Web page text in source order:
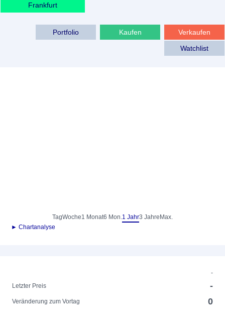
Frankfurt
Verkaufen
Kaufen
Portfolio
Watchlist
TagWoche1 Monat6 Mon.1 Jahr3 Jahre Max.
► Chartanalyse
-
Letzter Preis
-
Veränderung zum Vortag 0